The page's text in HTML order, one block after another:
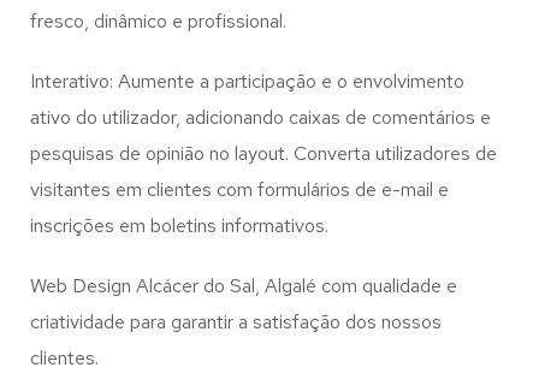
fresco, dinâmico e profissional.
Interativo: Aumente a participação e o envolvimento
ativo do utilizador, adicionando caixas de comentários e
pesquisas de opinião no layout. Converta utilizadores de
visitantes em clientes com formulários de e-mail e
inscrições em boletins informativos.
Web Design Alcácer do Sal, Algalé com qualidade e
criatividade para garantir a satisfação dos nossos
clientes.